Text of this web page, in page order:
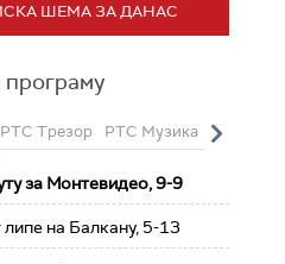
ШЕМА ЗА ДАНАС
програму
РТС Трезор РТС Музика РТС
за Монтевидео, 9-9
липе на Балкану, 5-13